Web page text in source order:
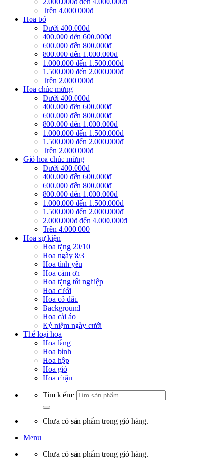
2.000.000đ đến 4.000.000đ
Trên 4.000.000đ
Hoa bó
Dưới 400.000đ
400.000 đến 600.000đ
600.000 đến 800.000đ
800.000 đến 1.000.000đ
1.000.000 đến 1.500.000đ
1.500.000 đến 2.000.000đ
Trên 2.000.000đ
Hoa chúc mừng
Dưới 400.000đ
400.000 đến 600.000đ
600.000 đến 800.000đ
800.000 đến 1.000.000đ
1.000.000 đến 1.500.000đ
1.500.000 đến 2.000.000đ
Trên 2.000.000đ
Giỏ hoa chúc mừng
Dưới 400.000đ
400.000 đến 600.000đ
600.000 đến 800.000đ
800.000 đến 1.000.000đ
1.000.000 đến 1.500.000đ
1.500.000 đến 2.000.000đ
2.000.000đ đến 4.000.000đ
Trên 4.000.000
Hoa sự kiện
Hoa tặng 20/10
Hoa ngày 8/3
Hoa tình yêu
Hoa cảm ơn
Hoa tặng tốt nghiệp
Hoa cưới
Hoa cô dâu
Background
Hoa cài áo
Kỷ niệm ngày cưới
Thể loại hoa
Hoa lẵng
Hoa bình
Hoa hộp
Hoa giỏ
Hoa chậu
Tìm kiếm:
Chưa có sản phẩm trong giỏ hàng.
Menu
Chưa có sản phẩm trong giỏ hàng.